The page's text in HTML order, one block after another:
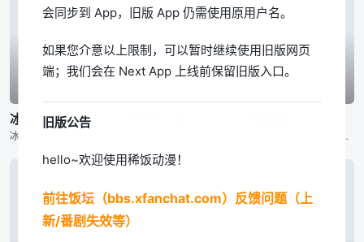
冰之城墙
干着持续了数百年的杀手行当“用毒人”的青年·下吕。对于干着暗中的工作，不擅长应对女性的他来说结婚并不是必须要做的东西。然而，为了不让“用毒人”的血脉断绝，老家通知他的妹妹要强制让她生下继承人。就在这时
会同步到 App，旧版 App 仍需使用原用户名。
如果您介意以上限制，可以暂时继续使用旧版网页
端；我们会在 Next App 上线前保留旧版入口。
旧版公告
hello~欢迎使用稀饭动漫！
前往饭坛（bbs.xfanchat.com）反馈问题（上
新/番剧失效等）